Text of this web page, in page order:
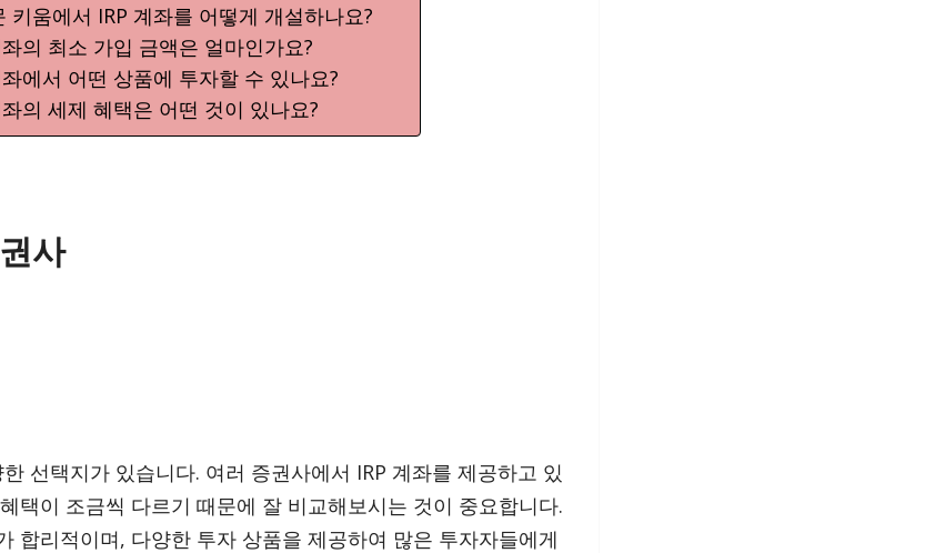
키움에서 IRP 계좌를 어떻게 개설하나요?
좌의 최소 가입 금액은 얼마인가요?
좌에서 어떤 상품에 투자할 수 있나요?
좌의 세제 혜택은 어떤 것이 있나요?
사
선택지가 있습니다. 여러 증권사에서 IRP 계좌를 제공하고 있
택이 조금씩 다르기 때문에 잘 비교해보시는 것이 중요합니다.
합리적이며, 다양한 투자 상품을 제공하여 많은 투자자들에게